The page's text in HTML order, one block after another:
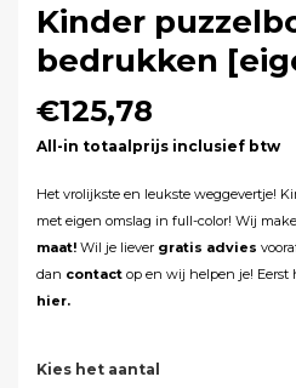
Kinder
bedrukken
€125,78
All-in totaalprijs inclusief btw
Het vrolijkste en leukste weggevertje!
met eigen omslag in full-color! Wij
maat! Wil je liever gratis advies
dan contact op en wij helpen je! Eerst
hier.
Kies het aantal